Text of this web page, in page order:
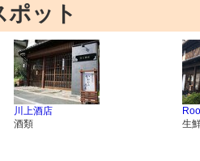
ポット
川上酒店
酒類
生